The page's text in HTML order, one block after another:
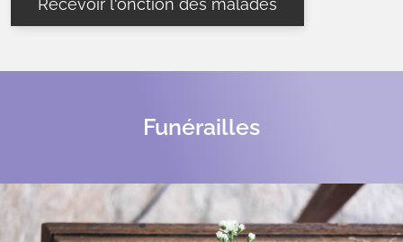
Recevoir l'onction des malades
Funérailles